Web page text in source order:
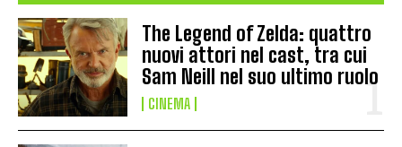
The Legend of Zelda: quattro
nuovi attori nel cast, tra cui
Sam Neill nel suo ultimo ruolo
CINEMA